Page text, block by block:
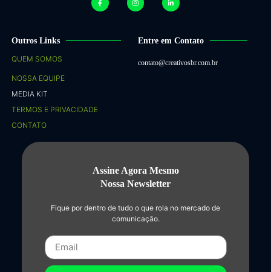
Outros Links
QUEM SOMOS
NOSSA EQUIPE
MEDIA KIT
TERMOS E PRIVACIDADE
CONTATO
Entre em Contato
contato@creativosbr.com.br
Assine Agora Mesmo
Nossa Newsletter
Fique por dentro de tudo o que rola no mercado de
comunicação.